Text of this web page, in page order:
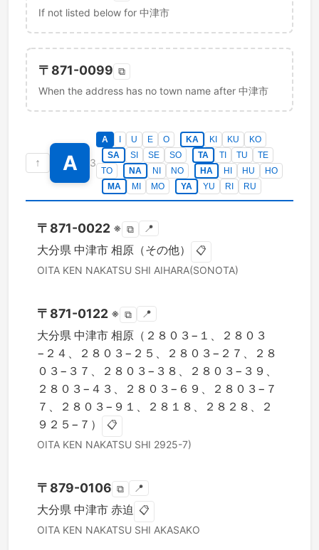
If not listed below for 中津市
〒 871-0099 ⧉
When the address has no town name after 中津市
↑ A 3
A U E O KA KI KU
KO
SA
SI SE SO TA TI TU
TE
TO
NA NI NO HA HI HU
HO
MA
MI MO YA YU RI RU
〒 871-0022 ※ ⧉ 📍
大分県 中津市 相原（その他） 📋
OITA KEN NAKATSU SHI AIHARA(SONOTA)
〒 871-0122 ※ ⧉ 📍
大分県 中津市 相原（２８０３−１、２８０３
−２４、２８０３−２５、２８０３−２７、２８
０３−３７、２８０３−３８、２８０３−３９、
２８０３−４３、２８０３−６９、２８０３−７
７、２８０３−９１、２８１８、２８２８、２
９２５−７）
📋
OITA KEN NAKATSU SHI 2925-7)
〒 879-0106 ⧉ 📍
大分県 中津市 赤迫 📋
OITA KEN NAKATSU SHI AKASAKO